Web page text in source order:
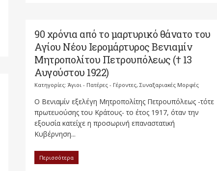
90 χρόνια από το μαρτυρικό θάνατο του
Αγίου Νέου Ιερομάρτυρος Βενιαμίν
Μητροπολίτου Πετρουπόλεως († 13
Αυγούστου 1922)
Κατηγορίες: Άγιοι - Πατέρες - Γέροντες, Συναξαριακές Μορφές
Ο Βενιαμίν εξελέγη Μητροπολίτης Πετρουπόλεως -τότε
πρωτευούσης του Κράτους- το έτος 1917, όταν την
εξουσία κατείχε η προσωρινή επαναστατική
Κυβέρνηση...
Περισσότερα